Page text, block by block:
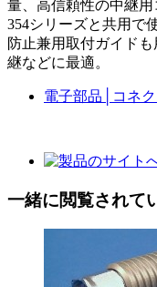
量、高信頼性の中継
354シリーズと共用で
防止兼用取付ガイド
継などに最適。
電子部品 コネ
一緒に閲覧されて